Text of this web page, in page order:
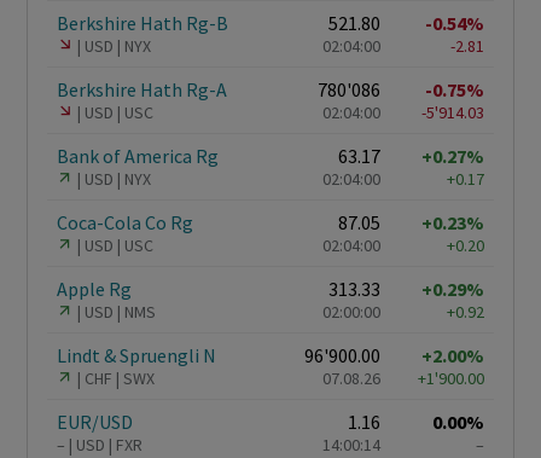
Berkshire Hath Rg-B
USD NYX
521.80
02:04:00
-0.54%
-2.81
Berkshire Hath Rg-A
USD USC
780'086
02:04:00
-0.75%
-5'914.03
Bank of America Rg
USD NYX
63.17
02:04:00
+0.27%
+0.17
Coca-Cola Co Rg
USD USC
87.05
02:04:00
+0.23%
+0.20
Apple Rg
USD NMS
313.33
02:00:00
+0.29%
+0.92
Lindt & Spruengli N
CHF SWX
96'900.00
07.08.26
+2.00%
+1'900.00
EUR/USD
– USD FXR
1.16
14:00:14
0.00%
–